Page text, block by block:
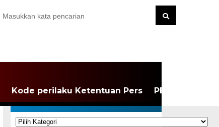
Kode perilaku Ketentuan Pers PEDOMAN
KATEGORI
Kategori